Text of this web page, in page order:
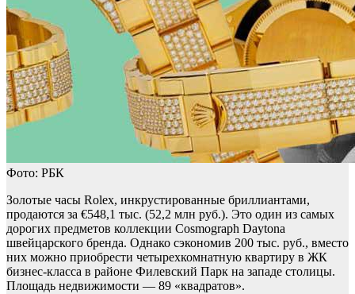
Фото: РБК
Золотые часы Rolex, инкрустированные бриллиантами,
продаются за €548,1 тыс. (52,2 млн руб.). Это один из самых
дорогих предметов коллекции Cosmograph Daytona
швейцарского бренда. Однако сэкономив 200 тыс. руб., вместо
них можно приобрести четырехкомнатную квартиру в ЖК
бизнес-класса в районе Филевский Парк на западе столицы.
Площадь недвижимости — 89 «квадратов».